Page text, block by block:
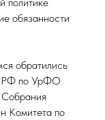
обязанности
обратились
РФ по УрФО
Комитета по